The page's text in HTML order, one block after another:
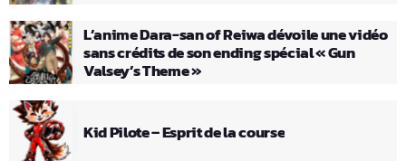
L’anime Dara-san of Reiwa dévoile une vidéo
sans crédits de son ending spécial « Gun
Valsey’s Theme »
Kid Pilote – Esprit de la course